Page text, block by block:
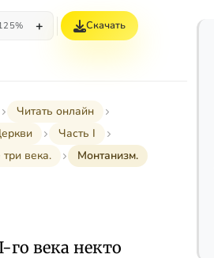
+ Скачать
Читать онлайн
Часть I
века. Монтанизм.
века некто